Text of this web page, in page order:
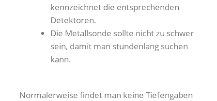
kennzeichnet die entsprechenden
Detektoren.
Die Metallsonde sollte nicht zu schwer
sein, damit man stundenlang suchen
kann.
Normalerweise findet man keine Tiefengaben